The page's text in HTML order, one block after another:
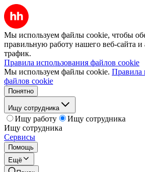
Мы используем файлы cookie, чтобы
правильную работу нашего веб-сайта и
трафик.
Правила использования файлов cookie
Мы используем файлы cookie. Правила
файлов cookie
Понятно
Ищу сотрудника
Ищу работу
Ищу сотрудника
Ищу сотрудника
Сервисы
Помощь
Ещё